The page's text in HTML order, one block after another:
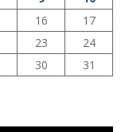
16
17
23
24
30 31